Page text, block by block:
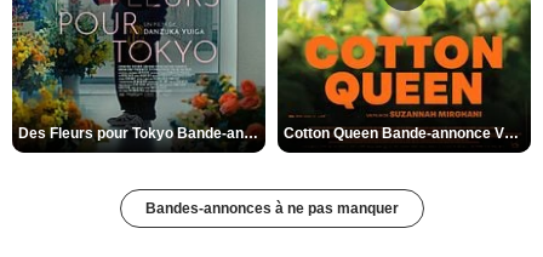
Des Fleurs pour Tokyo Bande-annonce VO STFR Cotton Queen Bande-annonce VO STFR
Bandes-annonces à ne pas manquer